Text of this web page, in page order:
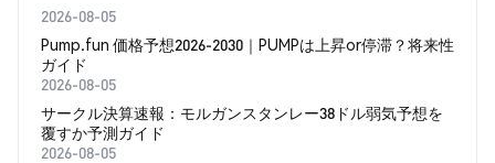
2026-08-05
Pump.fun 価格予想2026-2030｜PUMPは上昇or停滞？将来性
ガイド
2026-08-05
サークル決算速報：モルガンスタンレー38ドル弱気予想を
覆すか予測ガイド
2026-08-05